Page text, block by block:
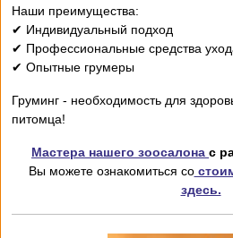
Наши преимущества:
✔ Индивидуальный подход
✔ Профессиональные средства
✔ Опытные грумеры
Груминг - необходимость для
питомца!
Мастера нашего зоосалона с
Вы можете ознакомиться со
здесь.